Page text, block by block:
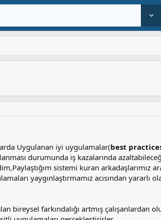
Uygulanan iyi uygulamalar(best
durumunda iş kazalarında
sistemi kuran arkadaşlarımız
yaygınlaştırmamız acısından yararlı
bireysel farkındalığı artmış çalışanlardan